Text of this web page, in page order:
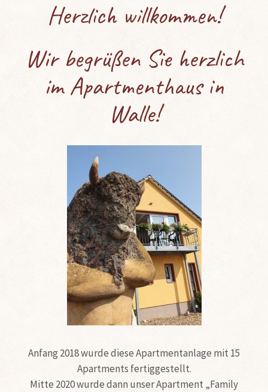
Herzlich willkommen!
Wir begrüßen Sie herzlich
im Apartmenthaus in
Walle!
Anfang 2018 wurde diese Apartmentanlage mit 15
Apartments fertiggestellt.
Mitte 2020 wurde dann unser Apartment „Family